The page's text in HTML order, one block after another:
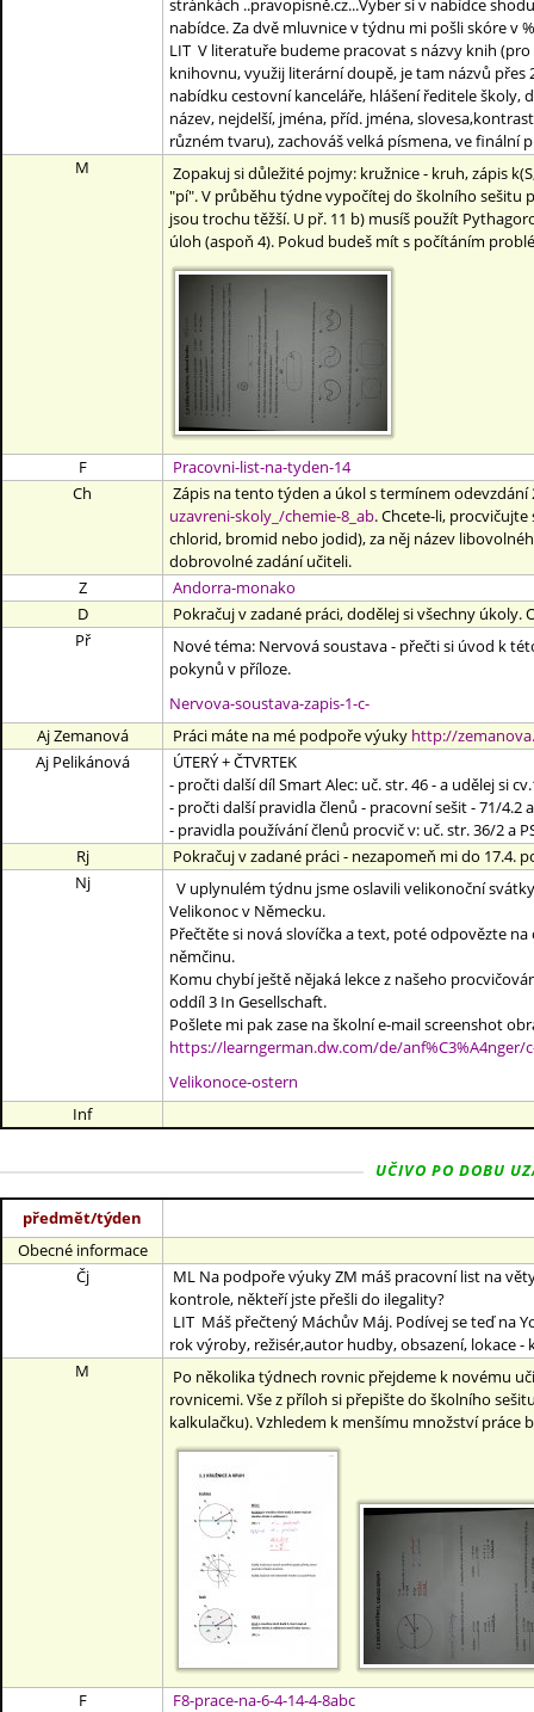
stránkách ..pravopisně.cz...Vyber si v nabídce
nabídce. Za dvě mluvnice v týdnu mi pošli skóre v
LIT V literatuře budeme pracovat s názvy knih
knihovnu, využij literární doupě, je tam názvů přes
nabídku cestovní kanceláře, hlášení ředitele školy,
název, nejdelší, jména, příd. jména,
různém tvaru), zachováš velká písmena, ve finální
M
Zopakuj si důležité pojmy: kružnice - kruh, zápis
"pí". V průběhu týdne vypočítej do školního sešitu
jsou trochu těžší. U př. 11 b) musíš použít
úloh (aspoň 4). Pokud budeš mít s počítáním
F
Pracovni-list-na-tyden-14
Ch
Zápis na tento týden a úkol s termínem odevzdání
uzavreni-skoly_/chemie-8_ab. Chcete-li,
chlorid, bromid nebo jodid), za něj název
dobrovolné zadání učiteli.
Z
Andorra-monako
D
Pokračuj v zadané práci, dodělej si všechny úkoly.
Př
Nové téma: Nervová soustava - přečti si úvod k
pokynů v příloze.
Nervova-soustava-zapis-1-c-
Aj Zemanová
Práci máte na mé podpoře výuky http://
Aj Pelikánová
ÚTERÝ + ČTVRTEK
- pročti další díl Smart Alec: uč. str. 46 - a udělej si
- pročti další pravidla členů - pracovní sešit - 71/
- pravidla používání členů procvič v: uč. str. 36/2 a
Rj
Pokračuj v zadané práci - nezapomeň mi do 17.4.
Nj
V uplynulém týdnu jsme oslavili velikonoční
Velikonoc v Německu.
Přečtěte si nová slovíčka a text, poté odpovězte
němčinu.
Komu chybí ještě nějaká lekce z našeho
oddíl 3 In Gesellschaft.
Pošlete mi pak zase na školní e-mail screenshot
https://learngerman.dw.com/de/anf%C3%A4nger/
Velikonoce-ostern
Inf
UČIVO PO DOBU
předmět/týden
Obecné informace
Čj
ML Na podpoře výuky ZM máš pracovní list na
kontrole, někteří jste přešli do ilegality?
LIT Máš přečtený Máchův Máj. Podívej se teď na
rok výroby, režisér,autor hudby, obsazení, lokace -
M
Po několika týdnech rovnic přejdeme k novému
rovnicemi. Vše z příloh si přepište do školního
kalkulačku). Vzhledem k menšímu množství
F
F8-prace-na-6-4-14-4-8abc